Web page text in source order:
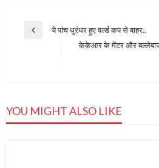
Post
navigation
Previous
ये पांच धुरंधर हुए वर्ल्ड कप से बाहर..
केकेआर के मेंटर और
YOU MIGHT ALSO LIKE